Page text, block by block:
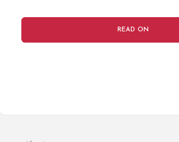
READ ON